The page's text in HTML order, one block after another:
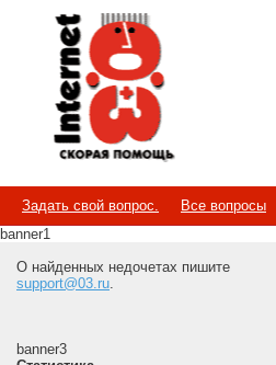
Internet
Скорая помощь
Задать свой вопрос. Все вопросы
banner1
О найденных недочетах пишите
support@03.ru.
banner3